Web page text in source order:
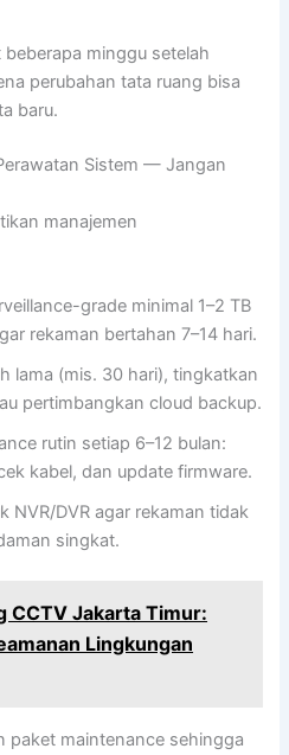
minggu setelah
perubahan tata ruang bisa
baru.
Sistem — Jangan
manajemen
grade minimal 1–2 TB
rekaman bertahan 7–14 hari.
lama (mis. 30 hari), tingkatkan
pertimbangkan cloud backup.
rutin setiap 6–12 bulan:
kabel, dan update firmware.
NVR/DVR agar rekaman tidak
singkat.
CCTV Jakarta Timur:
Lingkungan
paket maintenance sehingga